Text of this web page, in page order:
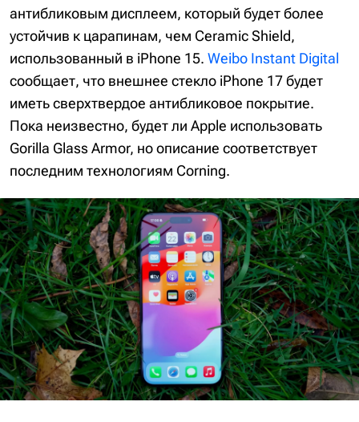
антибликовым дисплеем, который будет более
устойчив к царапинам, чем Ceramic Shield,
использованный в iPhone 15. Weibo Instant Digital
сообщает, что внешнее стекло iPhone 17 будет
иметь сверхтвердое антибликовое покрытие.
Пока неизвестно, будет ли Apple использовать
Gorilla Glass Armor, но описание соответствует
последним технологиям Corning.